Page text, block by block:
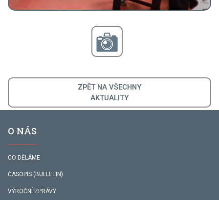
ZPĚT NA VŠECHNY
AKTUALITY
O NÁS
CO DĚLÁME
ČASOPIS (BULLETIN)
VÝROČNÍ ZPRÁVY